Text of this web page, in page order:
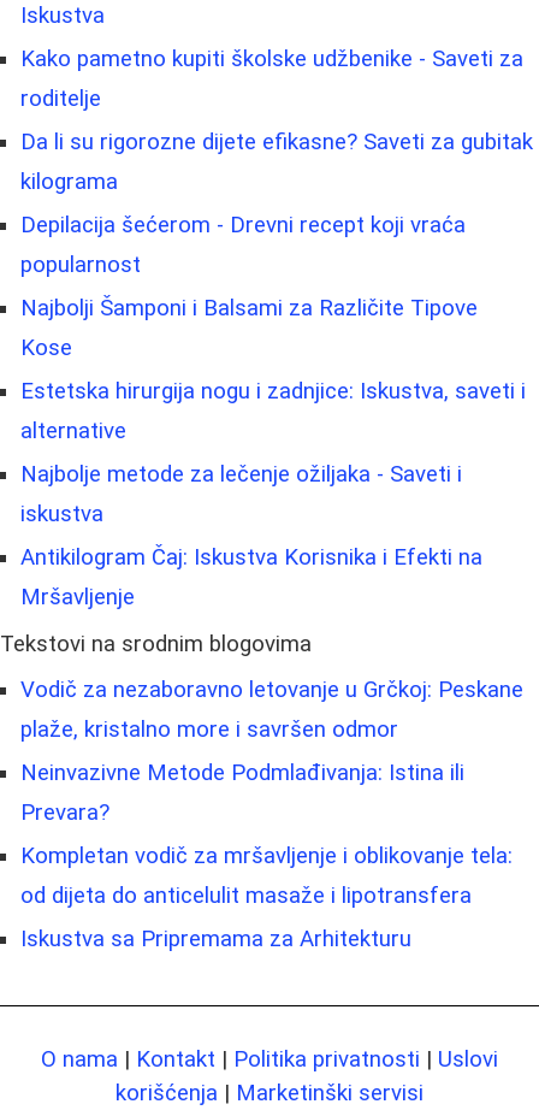
Iskustva
Kako pametno kupiti školske udžbenike - Saveti za
roditelje
Da li su rigorozne dijete efikasne? Saveti za gubitak
kilograma
Depilacija šećerom - Drevni recept koji vraća
popularnost
Najbolji Šamponi i Balsami za Različite Tipove
Kose
Estetska hirurgija nogu i zadnjice: Iskustva, saveti i
alternative
Najbolje metode za lečenje ožiljaka - Saveti i
iskustva
Antikilogram Čaj: Iskustva Korisnika i Efekti na
Mršavljenje
Tekstovi na srodnim blogovima
Vodič za nezaboravno letovanje u Grčkoj: Peskane
plaže, kristalno more i savršen odmor
Neinvazivne Metode Podmlađivanja: Istina ili
Prevara?
Kompletan vodič za mršavljenje i oblikovanje tela:
od dijeta do anticelulit masaže i lipotransfera
Iskustva sa Pripremama za Arhitekturu
O nama | Kontakt | Politika privatnosti | Uslovi
korišćenja | Marketinški servisi